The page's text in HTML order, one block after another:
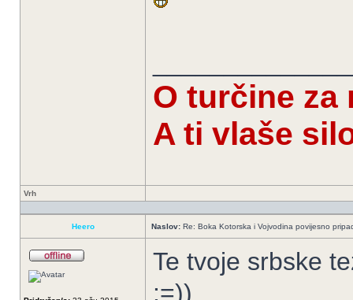
O turčine za
A ti vlaše
Vrh
Heero Naslov: Re: Boka Kotorska i Vojvodina povijesno
Te tvoje srbske
:=))